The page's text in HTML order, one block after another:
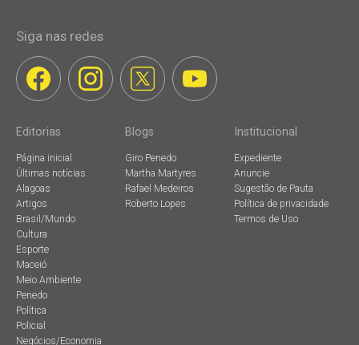
Siga nas redes
Editorias
Página inicial
Últimas notícias
Alagoas
Artigos
Brasil/Mundo
Cultura
Esporte
Maceió
Meio Ambiente
Penedo
Política
Policial
Negócios/Economia
Blogs
Giro Penedo
Martha Martyres
Rafael Medeiros
Roberto Lopes
Institucional
Expediente
Anuncie
Sugestão de Pauta
Política de privacidade
Termos de Uso